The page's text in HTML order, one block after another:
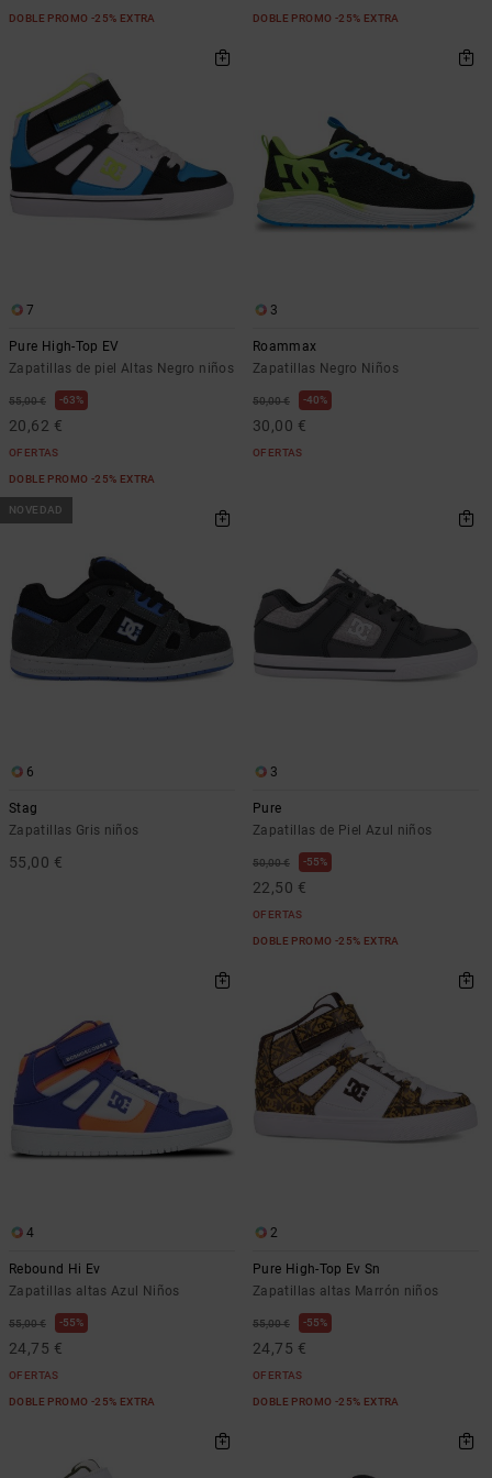
DOBLE PROMO -25% EXTRA DOBLE PROMO -25% EXTRA
7
Pure High-Top EV
Zapatillas de piel Altas Negro niños
55,00 € 63%
20,62 €
OFERTAS
DOBLE PROMO -25% EXTRA
3
Roammax
Zapatillas Negro Niños
50,00 € 40%
30,00 €
OFERTAS
NOVEDAD
6
Stag
Zapatillas Gris niños
55,00 €
3
Pure
Zapatillas de Piel Azul niños
50,00 € 55%
22,50 €
OFERTAS
DOBLE PROMO -25% EXTRA
4
Rebound Hi Ev
Zapatillas altas Azul Niños
55,00 € 55%
24,75 €
OFERTAS
DOBLE PROMO -25% EXTRA
2
Pure High-Top Ev Sn
Zapatillas altas Marrón niños
55,00 € 55%
24,75 €
OFERTAS
DOBLE PROMO -25% EXTRA